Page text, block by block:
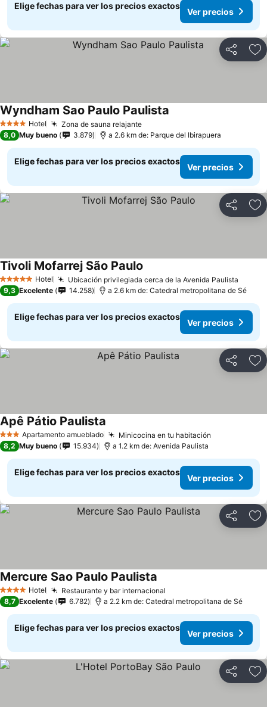
Elige fechas para ver los precios exactos
Ver precios
Compartir
4 EstrellasHotel Zona de sauna relajante
Wyndham Sao Paulo Paulista
8,0 Muy bueno 3.879 a 2.6 km de: Parque del Ibirapuera
Elige fechas para ver los precios exactos
Ver precios
Compartir
5 Estrellas Hotel Ubicación privilegiada cerca de la Avenida Paulista
Tivoli Mofarrej São Paulo
9,3 Excelente 14.258 a 2.6 km de: Catedral metropolitana de Sé
Elige fechas para ver los precios exactos
Ver precios
Compartir
3 EstrellasApartamento amueblado Minicocina en tu habitación
Apê Pátio Paulista
8,2 Muy bueno 15.934 a 1.2 km de: Avenida Paulista
Elige fechas para ver los precios exactos
Ver precios
Compartir
4 EstrellasHotel Restaurante y bar internacional
Mercure Sao Paulo Paulista
8,7 Excelente 6.782 a 2.2 km de: Catedral metropolitana de Sé
Elige fechas para ver los precios exactos
Ver precios
Compartir